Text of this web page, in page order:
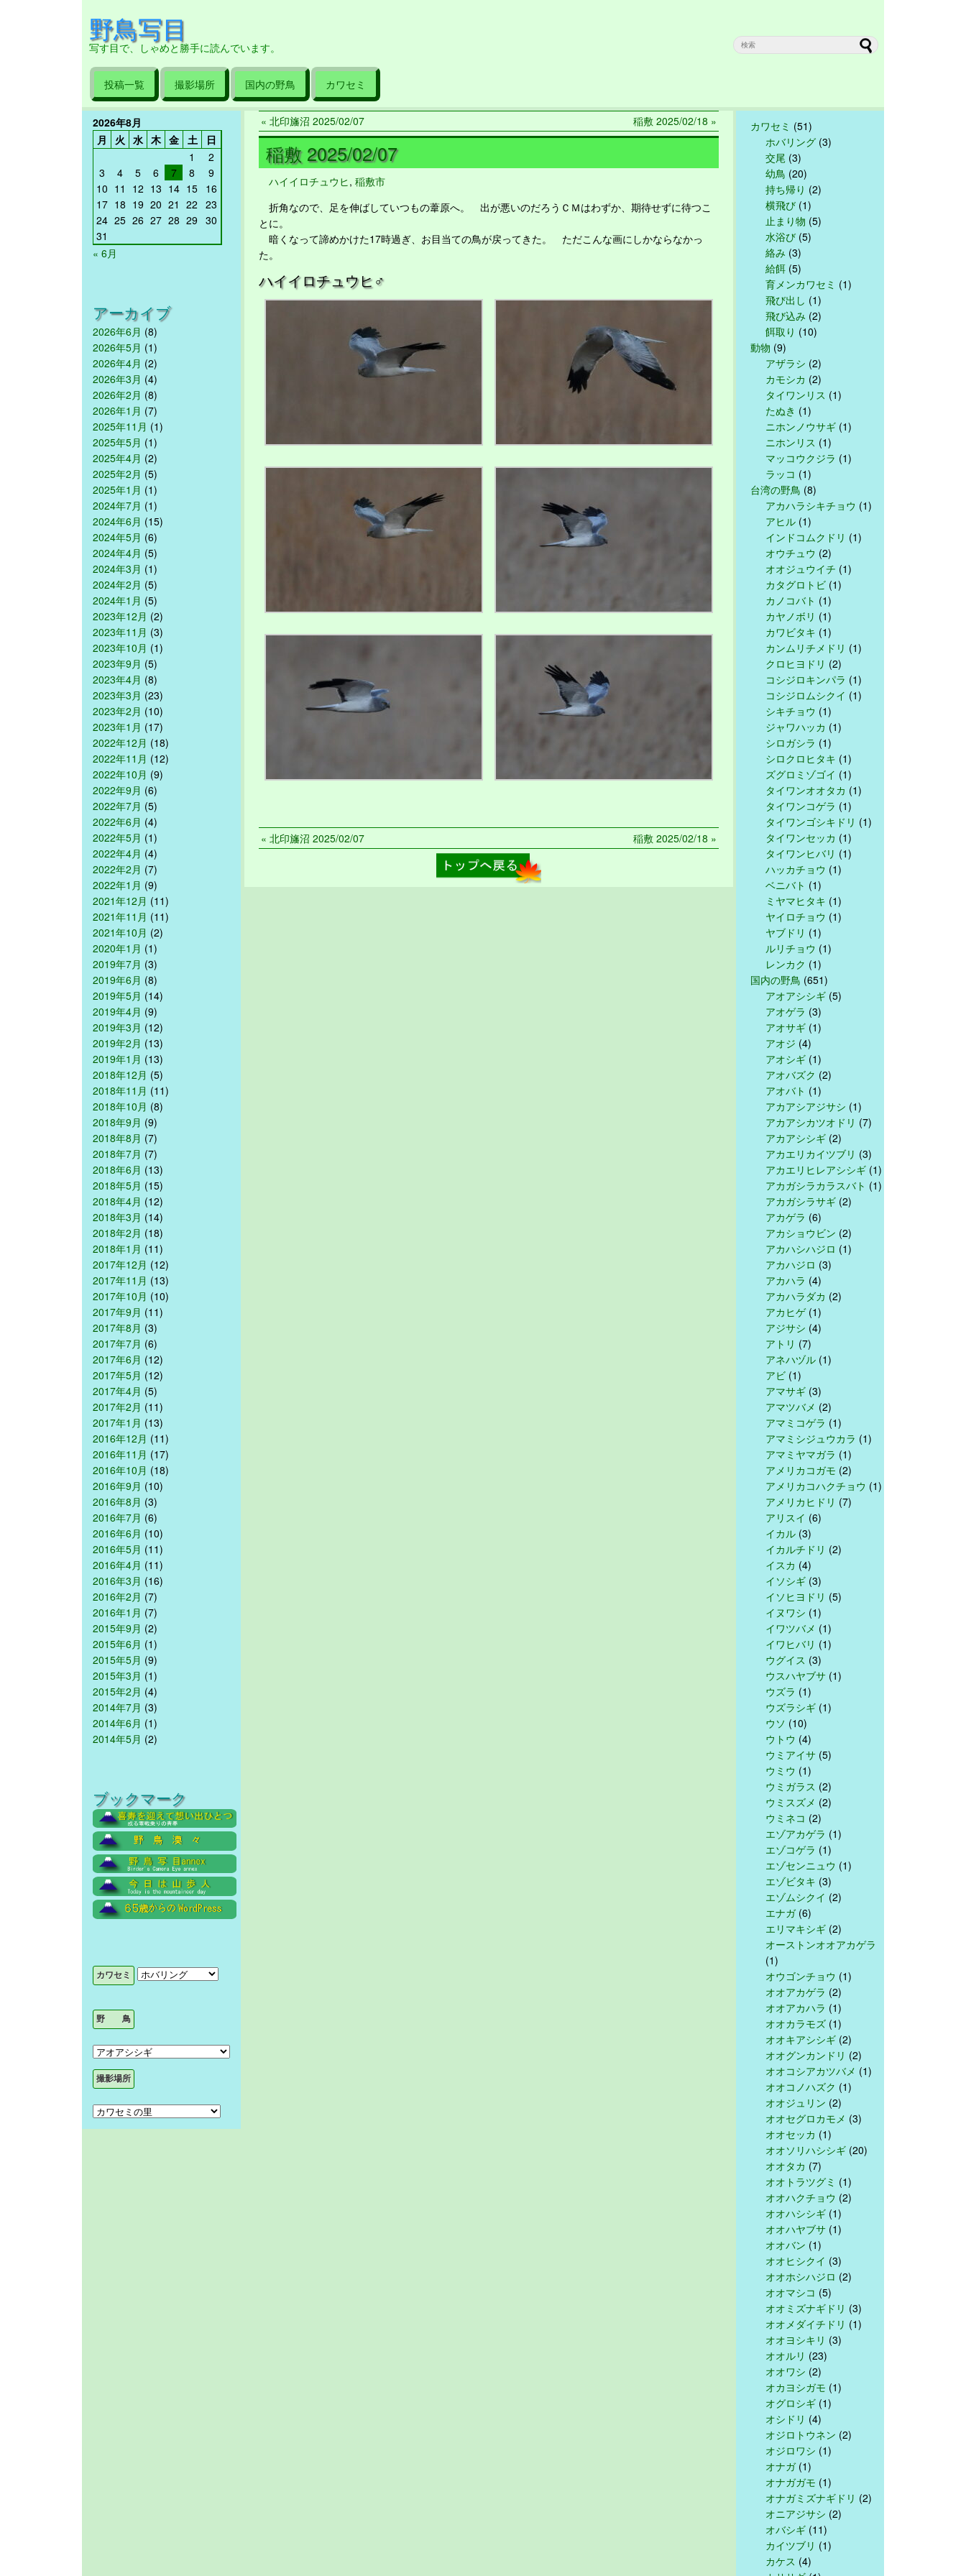
野鳥写目
写す目で、しゃめと勝手に読んでいます。
投稿一覧 撮影場所 国内の野鳥 カワセミ
2026年8月
月
火 水 木 金 土
日
1
2
3
4 5 6 7 8
9
10 11 12 13 14 15 16
17 18 19 20 21 22 23
24 25 26 27 28 29 30
31
« 6月
アーカイブ
2026年6月 (8)
2026年5月 (1)
2026年4月 (2)
2026年3月 (4)
2026年2月 (8)
2026年1月 (7)
2025年11月 (1)
2025年5月 (1)
2025年4月 (2)
2025年2月 (5)
2025年1月 (1)
2024年7月 (1)
2024年6月 (15)
2024年5月 (6)
2024年4月 (5)
2024年3月 (1)
2024年2月 (5)
2024年1月 (5)
2023年12月 (2)
2023年11月 (3)
2023年10月 (1)
2023年9月 (5)
2023年4月 (8)
2023年3月 (23)
2023年2月 (10)
2023年1月 (17)
2022年12月 (18)
2022年11月 (12)
2022年10月 (9)
2022年9月 (6)
2022年7月 (5)
2022年6月 (4)
2022年5月 (1)
2022年4月 (4)
2022年2月 (7)
2022年1月 (9)
2021年12月 (11)
2021年11月 (11)
2021年10月 (2)
2020年1月 (1)
2019年7月 (3)
2019年6月 (8)
2019年5月 (14)
2019年4月 (9)
2019年3月 (12)
2019年2月 (13)
2019年1月 (13)
2018年12月 (5)
2018年11月 (11)
2018年10月 (8)
2018年9月 (9)
2018年8月 (7)
2018年7月 (7)
2018年6月 (13)
2018年5月 (15)
2018年4月 (12)
2018年3月 (14)
2018年2月 (18)
2018年1月 (11)
2017年12月 (12)
2017年11月 (13)
2017年10月 (10)
2017年9月 (11)
2017年8月 (3)
2017年7月 (6)
2017年6月 (12)
2017年5月 (12)
2017年4月 (5)
2017年2月 (11)
2017年1月 (13)
2016年12月 (11)
2016年11月 (17)
2016年10月 (18)
2016年9月 (10)
2016年8月 (3)
2016年7月 (6)
2016年6月 (10)
2016年5月 (11)
2016年4月 (11)
2016年3月 (16)
2016年2月 (7)
2016年1月 (7)
2015年9月 (2)
2015年6月 (1)
2015年5月 (9)
2015年3月 (1)
2015年2月 (4)
2014年7月 (3)
2014年6月 (1)
2014年5月 (2)
ブックマーク
« 北印旛沼 2025/02/07 稲敷 2025/02/18 »
稲敷 2025/02/07
ハイイロチュウヒ, 稲敷市
折角なので、足を伸ばしていつもの葦原へ。 出が悪いのだろうＣＭはわずか、期待せずに待つこ
とに。
暗くなって諦めかけた17時過ぎ、お目当ての鳥が戻ってきた。 ただこんな画にしかならなかっ
た。
ハイイロチュウヒ♂
« 北印旛沼 2025/02/07 稲敷 2025/02/18 »
カワセミ (51)
ホバリング (3)
交尾 (3)
幼鳥 (20)
持ち帰り (2)
横飛び (1)
止まり物 (5)
水浴び (5)
絡み (3)
給餌 (5)
育メンカワセミ (1)
飛び出し (1)
飛び込み (2)
餌取り (10)
動物 (9)
アザラシ (2)
カモシカ (2)
タイワンリス (1)
たぬき (1)
ニホンノウサギ (1)
ニホンリス (1)
マッコウクジラ (1)
ラッコ (1)
台湾の野鳥 (8)
アカハラシキチョウ (1)
アヒル (1)
インドコムクドリ (1)
オウチュウ (2)
オオジュウイチ (1)
カタグロトビ (1)
カノコバト (1)
カヤノボリ (1)
カワビタキ (1)
カンムリチメドリ (1)
クロヒヨドリ (2)
コシジロキンパラ (1)
コシジロムシクイ (1)
シキチョウ (1)
ジャワハッカ (1)
シロガシラ (1)
シロクロヒタキ (1)
ズグロミゾゴイ (1)
タイワンオオタカ (1)
タイワンコゲラ (1)
タイワンゴシキドリ (1)
タイワンセッカ (1)
タイワンヒバリ (1)
ハッカチョウ (1)
ベニバト (1)
ミヤマヒタキ (1)
ヤイロチョウ (1)
ヤブドリ (1)
ルリチョウ (1)
レンカク (1)
国内の野鳥 (651)
アオアシシギ (5)
アオゲラ (3)
アオサギ (1)
アオジ (4)
アオシギ (1)
アオバズク (2)
アオバト (1)
アカアシアジサシ (1)
アカアシカツオドリ (7)
アカアシシギ (2)
アカエリカイツブリ (3)
アカエリヒレアシシギ (1)
アカガシラカラスバト (1)
アカガシラサギ (2)
アカゲラ (6)
アカショウビン (2)
アカハシハジロ (1)
アカハジロ (3)
アカハラ (4)
アカハラダカ (2)
アカヒゲ(1)
アジサシ (4)
アトリ (7)
アネハヅル (1)
アビ (1)
アマサギ (3)
アマツバメ (2)
アマミコゲラ (1)
アマミシジュウカラ (1)
アマミヤマガラ (1)
アメリカコガモ (2)
アメリカコハクチョウ (1)
アメリカヒドリ (7)
アリスイ (6)
イカル (3)
イカルチドリ (2)
イスカ (4)
イソシギ (3)
イソヒヨドリ (5)
イヌワシ (1)
イワツバメ (1)
イワヒバリ (1)
ウグイス (3)
ウスハヤブサ (1)
ウズラ (1)
ウズラシギ (1)
ウソ (10)
ウトウ (4)
ウミアイサ (5)
ウミウ (1)
ウミガラス (2)
ウミスズメ (2)
ウミネコ (2)
エゾアカゲラ (1)
エゾコゲラ (1)
エゾセンニュウ (1)
エゾビタキ (3)
エゾムシクイ (2)
エナガ(6)
エリマキシギ (2)
オーストンオオアカゲラ
(1)
オウゴンチョウ (1)
オオアカゲラ (2)
オオアカハラ (1)
オオカラモズ (1)
オオキアシシギ (2)
オオグンカンドリ (2)
オオコシアカツバメ (1)
オオコノハズク (1)
オオジュリン (2)
オオセグロカモメ (3)
オオセッカ (1)
オオソリハシシギ (20)
オオタカ (7)
オオトラツグミ (1)
オオハクチョウ (2)
オオハシシギ (1)
オオハヤブサ (1)
オオバン (1)
オオヒシクイ (3)
オオホシハジロ (2)
オオマシコ (5)
オオミズナギドリ (3)
オオメダイチドリ (1)
オオヨシキリ (3)
オオルリ (23)
オオワシ (2)
オカヨシガモ (1)
オグロシギ (1)
オシドリ (4)
オジロトウネン (2)
オジロワシ (1)
オナガ(1)
オナガガモ (1)
オナガミズナギドリ (2)
オニアジサシ (2)
オバシギ (11)
カイツブリ (1)
カケス (4)